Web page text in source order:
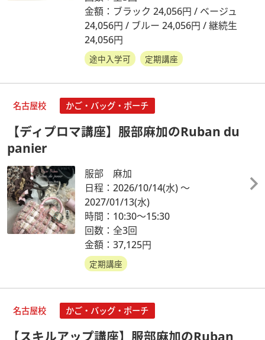
金額：ブラック 24,056円 / ベージュ
24,056円 / ブルー 24,056円 / 継続生
24,056円
途中入学可 定期講座
名古屋校 かご・バッグ・ポーチ
【ディプロマ講座】服部麻加のRuban du
panier
服部 麻加
日程：2026/10/14(水)～
2027/01/13(水)
時間：10:30～15:30
回数：全3回
金額：37,125円
定期講座
名古屋校 かご・バッグ・ポーチ
【スキルアップ講座】服部麻加のRuban